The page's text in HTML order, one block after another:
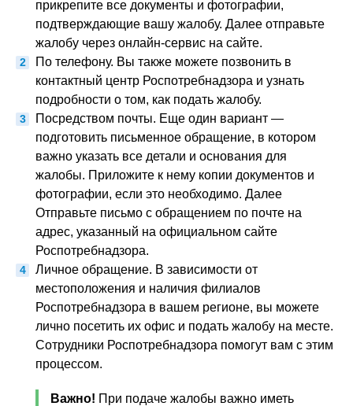
прикрепите все документы и фотографии,
подтверждающие вашу жалобу. Далее отправьте
жалобу через онлайн-сервис на сайте.
По телефону. Вы также можете позвонить в
контактный центр Роспотребнадзора и узнать
подробности о том, как подать жалобу.
Посредством почты. Еще один вариант —
подготовить письменное обращение, в котором
важно указать все детали и основания для
жалобы. Приложите к нему копии документов и
фотографии, если это необходимо. Далее
Отправьте письмо с обращением по почте на
адрес, указанный на официальном сайте
Роспотребнадзора.
Личное обращение. В зависимости от
местоположения и наличия филиалов
Роспотребнадзора в вашем регионе, вы можете
лично посетить их офис и подать жалобу на месте.
Сотрудники Роспотребнадзора помогут вам с этим
процессом.
Важно! При подаче жалобы важно иметь